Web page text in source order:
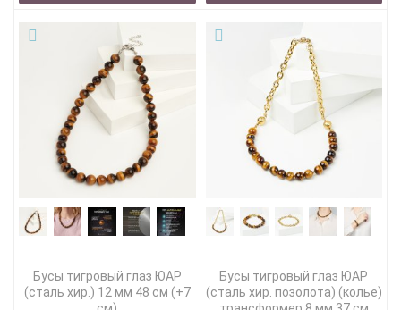
Бусы тигровый глаз ЮАР
(сталь хир.) 12 мм 48 см (+7
Бусы тигровый глаз ЮАР
(сталь хир. позолота) (колье)